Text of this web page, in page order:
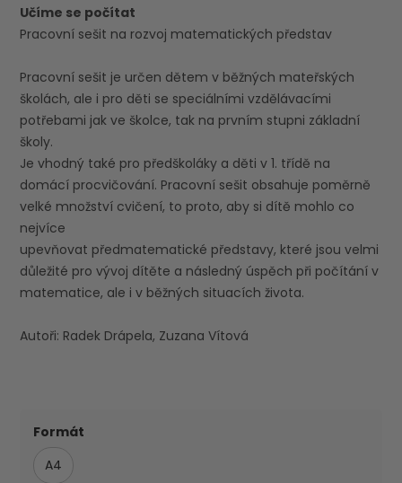
Učíme se počítat
Pracovní sešit na rozvoj matematických představ
Pracovní sešit je určen dětem v běžných mateřských
školách, ale i pro děti se speciálními vzdělávacími
potřebami jak ve školce, tak na prvním stupni základní
školy.
Je vhodný také pro předškoláky a děti v 1. třídě na
domácí procvičování. Pracovní sešit obsahuje poměrně
velké množství cvičení, to proto, aby si dítě mohlo co
nejvíce
upevňovat předmatematické představy, které jsou velmi
důležité pro vývoj dítěte a následný úspěch při počítání v
matematice, ale i v běžných situacích života.
Autoři: Radek Drápela, Zuzana Vítová
Formát
A4